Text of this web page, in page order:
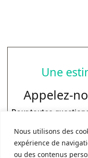
Nous utilisons des
expérience de
ou des contenus
Une
Appelez-
Pour toutes